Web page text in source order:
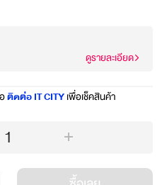
ดูรายละเอียด
ติดต่อ IT CITYเพื่อเช็คสินค้า
1